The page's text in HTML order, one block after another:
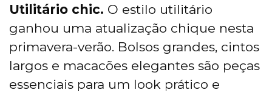
Utilitário chic. O estilo utilitário
ganhou uma atualização chique nesta
primavera-verão. Bolsos grandes, cintos
largos e macacões elegantes são peças
essenciais para um look prático e